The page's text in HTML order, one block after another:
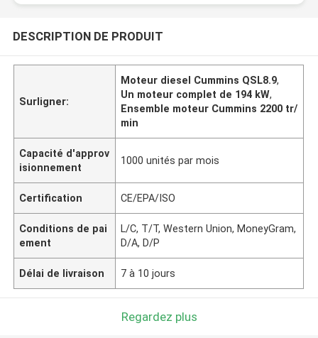
DESCRIPTION DE PRODUIT
Surligner:
Moteur diesel Cummins QSL8.9,
Un moteur complet de 194 kW,
Ensemble moteur Cummins 2200 tr/
min
Capacité d'approv
isionnement
1000 unités par mois
Certification CE/EPA/ISO
Conditions de pai
ement
L/C, T/T, Western Union, MoneyGram,
D/A, D/P
Délai de livraison 7 à 10 jours
Regardez plus